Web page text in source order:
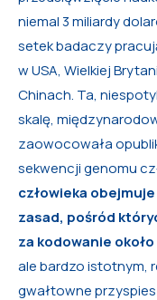
niemal 3 miliardy
setek badaczy
w USA, Wielkiej
Chinach. Ta,
skalę,
zaowocowała
sekwencji genomu
człowieka
zasad, pośród
za kodowanie
ale bardzo istotnym,
gwałtowne